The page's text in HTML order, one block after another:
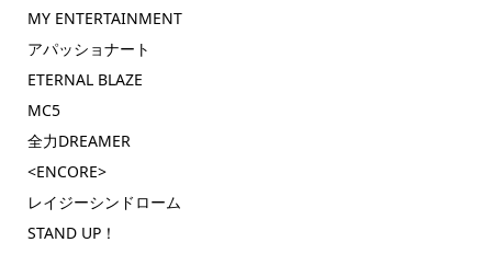
MY ENTERTAINMENT
アパッショナート
ETERNAL BLAZE
MC5
全力DREAMER
<ENCORE>
レイジーシンドローム
STAND UP！